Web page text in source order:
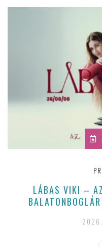
LÁBAS VIKI –